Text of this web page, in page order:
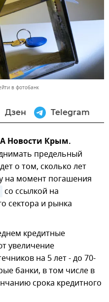
в фотобанк
Дзен Telegram
Новости Крым.
предельный
о том, сколько лет
на момент погашения
со ссылкой на
сектора и рынка
кредитные
увеличение
на 5 лет - до 70-
банки, в том числе в
срока кредитного